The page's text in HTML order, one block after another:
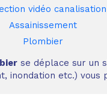
vidéo canalisation
Assainissement
Plombier
se déplace sur un
inondation etc.)